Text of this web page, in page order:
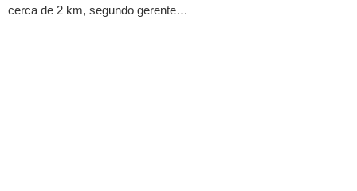
cerca de 2 km, segundo gerente…